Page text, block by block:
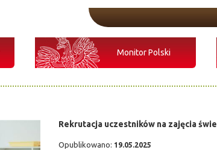
Monitor Polski
Rekrutacja uczestników na zajęcia
Opublikowano: 19.05.2025